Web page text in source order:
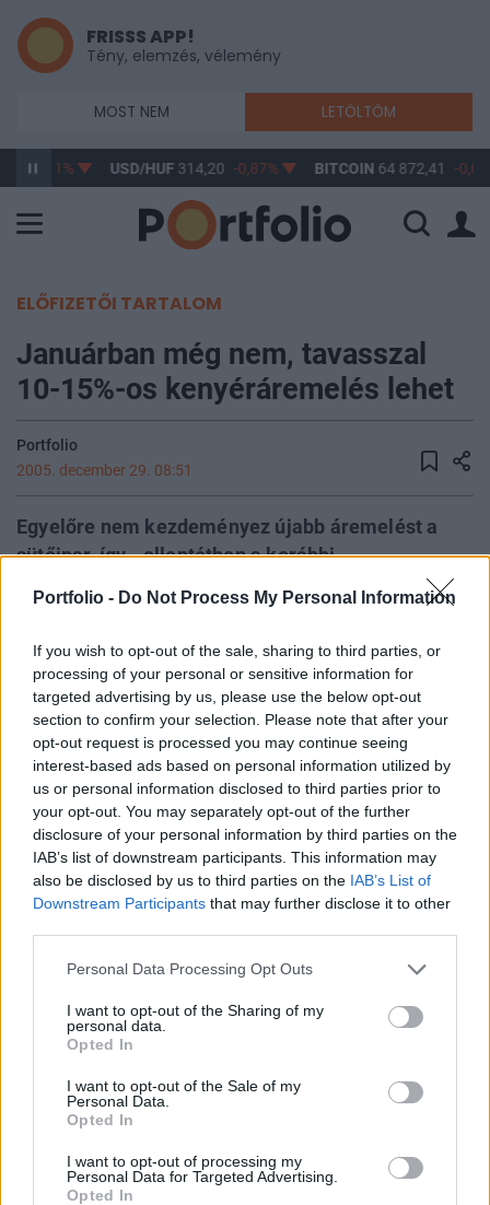
Portfolio - Do Not Process My Personal Information
If you wish to opt-out of the sale, sharing to third parties, or
processing of your personal or sensitive information for
targeted advertising by us, please use the below opt-out
section to confirm your selection. Please note that after your
opt-out request is processed you may continue seeing
interest-based ads based on personal information utilized by
us or personal information disclosed to third parties prior to
your opt-out. You may separately opt-out of the further
disclosure of your personal information by third parties on the
IAB’s list of downstream participants. This information may
also be disclosed by us to third parties on the IAB’s List of
Downstream Participants that may further disclose it to other
Personal Data Processing Opt Outs
I want to opt-out of the Sharing of my
personal data.
Opted In
I want to opt-out of the Sale of my
Personal Data.
Opted In
I want to opt-out of processing my
Personal Data for Targeted Advertising.
Opted In
FRISSS APP!
Tény, elemzés, vélemény
MOST NEM LETÖLTÖM
-0,61% USD/HUF314,20 -0,87% BITCOIN64 872,41 -
ELŐFIZETŐI TARTALOM
Januárban még nem, tavasszal
10-15%-os kenyéráremelés lehet
Portfolio
2005. december 29. 08:51
Egyelőre nem kezdeményez újabb áremelést a
sütőipar, így - ellentétben a korábbi
változnak a fogyasztói árak - írja a Világgazdaság.
A pékek most a jövő évi szállítási szerződések
megkötésére koncentrálnak, és várhatóan február
közepén, március elején állnak elő az őszi
sikertelen után ismét áremelési terveikkel.
Jelenleg erősen szóródó egy kilogramm fehér kenyér
fogyasztói ára (130-200 Ft). Sütőipari szereplők szerint 250
Ft/kg körül lenne elfogadható az ágazat jövedelmezősége,
de tavasz környékén "minimális programként" 10-15%-os
áremeléssel is elégedettek lennének. Ősszel az országos
áremelési tervekből az lett, hogy néhány pék a
péksüteményeknél 5-7%-os áremelést...
KEDVES OLVASÓNK!
A keresett cikk a portfolio.hu hírarchívumához
regisztrációhoz kötött.
Portfolio.hu teljes cikkarchívum
Kötéslisták: BÉT elmúlt 2 év napon belüli